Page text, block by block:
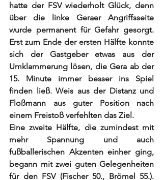
hatte der FSV wiederholt Glück, denn
über die linke Geraer Angriffsseite
wurde permanent für Gefahr gesorgt.
Erst zum Ende der ersten Hälfte konnte
sich der Gastgeber etwas aus der
Umklammerung lösen, die Gera ab der
15. Minute immer besser ins Spiel
finden ließ. Weis aus der Distanz und
Floßmann aus guter Position nach
einem Freistoß verfehlten das Ziel.
Eine zweite Hälfte, die zumindest mit
mehr Spannung und auch
fußballerischen Akzenten einher ging,
begann mit zwei guten Gelegenheiten
für den FSV (Fischer 50., Brömel 55.).